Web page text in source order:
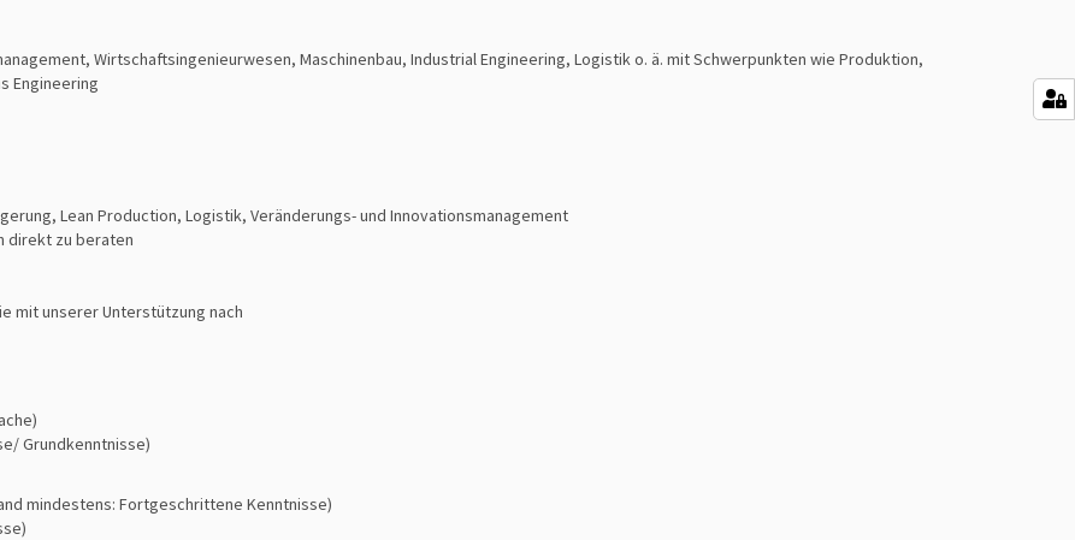
Wirtschaftsingenieurwesen, Maschinenbau, Industrial Engineering, Logistik o. ä. mit Schwerpunkten wie Produktion,
Engineering
Lean Production, Logistik, Veränderungs- und Innovationsmanagement
direkt zu beraten
mit unserer Unterstützung nach
Grundkenntnisse)
mindestens: Fortgeschrittene Kenntnisse)